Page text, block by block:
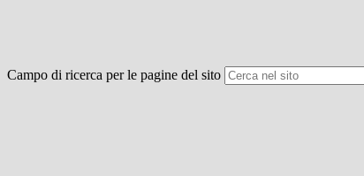
Campo di ricerca per le pagine del sito